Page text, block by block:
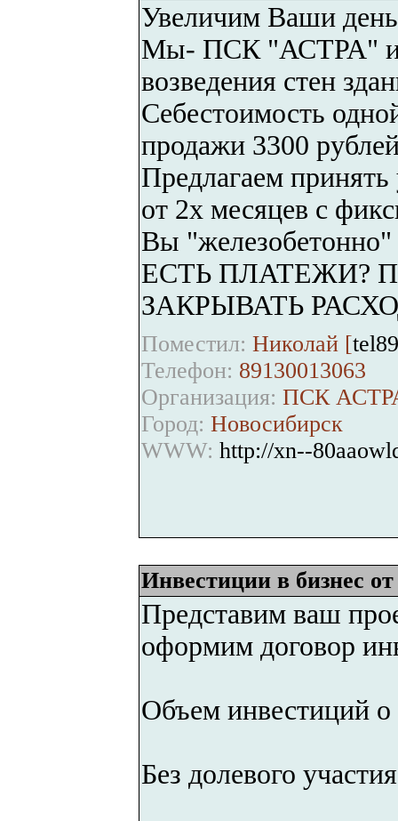
Увеличим Ваши
Мы- ПСК "АСТРА"
возведения стен
Себестоимость
продажи 3300
Предлагаем принять
от 2х месяцев с
Вы "железобетонно"
ЕСТЬ ПЛАТЕЖИ?
ЗАКРЫВАТЬ
Поместил: Николай [
Телефон: 89130013063
Организация: ПСК
Город: Новосибирск
WWW: http://xn--
Инвестиции в бизнес от
Представим ваш
оформим договор
Объем инвестиций о
Без долевого